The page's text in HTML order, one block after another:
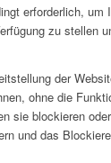
erforderlich, um
zu stellen
der
ohne die
sie blockieren
und das